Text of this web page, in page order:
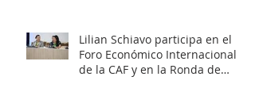
Lilian Schiavo participa en el
Foro Económico Internacional
de la CAF y en la Ronda de